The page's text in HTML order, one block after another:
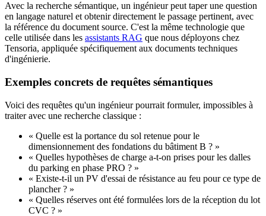
Avec la recherche sémantique, un ingénieur peut taper une question
en langage naturel et obtenir directement le passage pertinent, avec
la référence du document source. C'est la même technologie que
celle utilisée dans les assistants RAG que nous déployons chez
Tensoria, appliquée spécifiquement aux documents techniques
d'ingénierie.
Exemples concrets de requêtes sémantiques
Voici des requêtes qu'un ingénieur pourrait formuler, impossibles à
traiter avec une recherche classique :
« Quelle est la portance du sol retenue pour le
dimensionnement des fondations du bâtiment B ? »
« Quelles hypothèses de charge a-t-on prises pour les dalles
du parking en phase PRO ? »
« Existe-t-il un PV d'essai de résistance au feu pour ce type de
plancher ? »
« Quelles réserves ont été formulées lors de la réception du lot
CVC ? »